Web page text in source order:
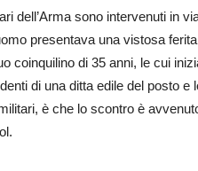
dell’Arma sono intervenuti in
presentava una vistosa
coinquilino di 35 anni, le cui
di una ditta edile del posto
è che lo scontro è